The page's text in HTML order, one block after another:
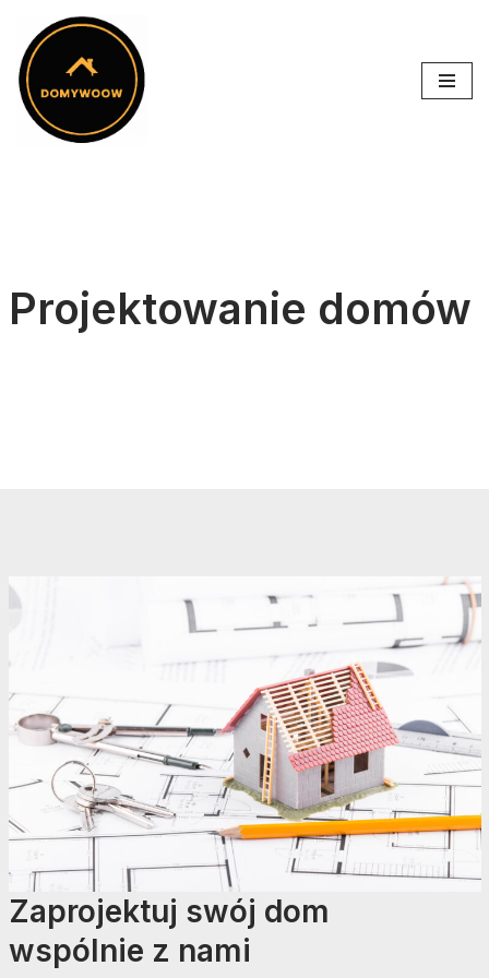
Przejdź
do
treści
Projektowanie domów
Zaprojektuj swój dom
wspólnie z nami